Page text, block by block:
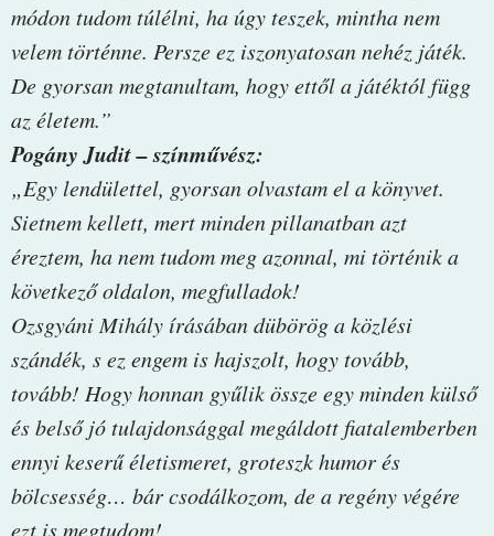
módon tudom túlélni, ha úgy teszek, mintha nem
velem történne. Persze ez iszonyatosan nehéz játék.
De gyorsan megtanultam, hogy ettől a játéktól függ
az életem.”
Pogány Judit – színművész:
„Egy lendülettel, gyorsan olvastam el a könyvet.
Sietnem kellett, mert minden pillanatban azt
éreztem, ha nem tudom meg azonnal, mi történik a
következő oldalon, megfulladok!
Ozsgyáni Mihály írásában dübörög a közlési
szándék, s ez engem is hajszolt, hogy tovább,
tovább! Hogy honnan gyűlik össze egy minden külső
és belső jó tulajdonsággal megáldott fiatalemberben
ennyi keserű életismeret, groteszk humor és
bölcsesség… bár csodálkozom, de a regény végére
ezt is megtudom!